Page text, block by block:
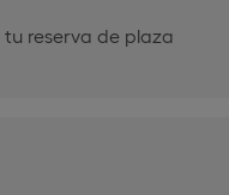
reserva de plaza